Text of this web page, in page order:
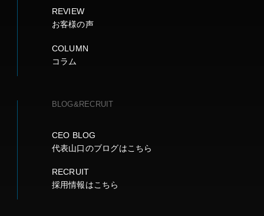
REVIEW
お客様の声
COLUMN
コラム
BLOG&RECRUIT
CEO BLOG
代表山口のブログはこちら
RECRUIT
採用情報はこちら